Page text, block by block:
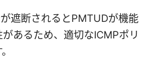
遮断されるとPMTUDが機能
あるため、適切なICMPポリ